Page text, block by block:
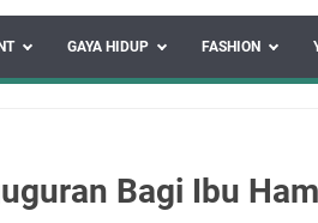
GAYA HIDUP FASHION
Bagi Ibu